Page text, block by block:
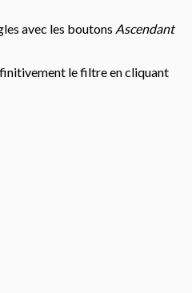
avec les boutons Ascendant
le filtre en cliquant